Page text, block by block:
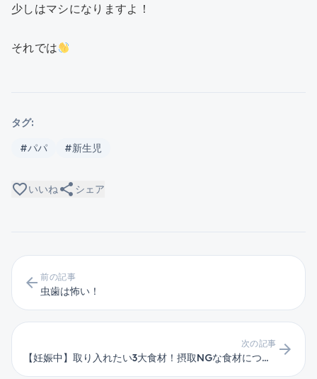
少しはマシになりますよ！
それでは
タグ:
#パパ
#新生児
favorite_borderいいねshare シェア
arrow_back 前の記事
虫歯は怖い！
次の記事
【妊娠中】取り入れたい3大食材！摂取NGな食材についても知ろう！ arrow_forward